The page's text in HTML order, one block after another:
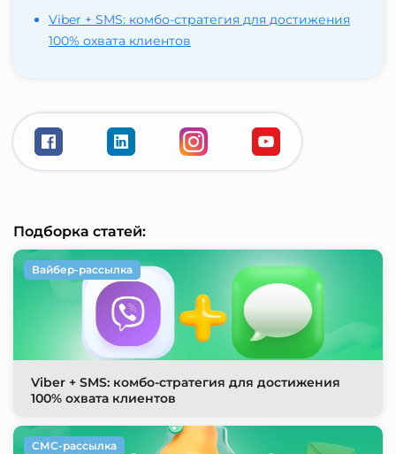
Viber + SMS: комбо-стратегия для достижения
100% охвата клиентов
Подборка статей:
Viber + SMS: комбо-стратегия для достижения
100% охвата клиентов
Вайбер-рассылка
СМС-рассылка